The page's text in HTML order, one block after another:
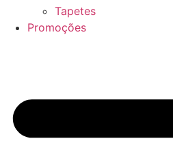
Tapetes
Promoções